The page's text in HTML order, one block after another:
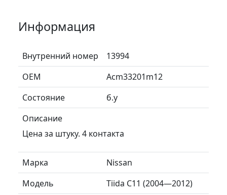
Информация
Внутренний номер
13994
ОЕМ
Acm33201m12
Состояние
б.у
Описание
Цена за штуку. 4 контакта
Марка
Nissan
Модель
Tiida C11 (2004—2012)